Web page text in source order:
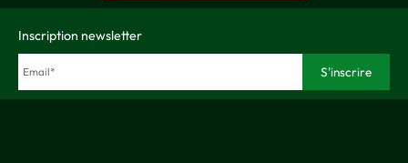
Inscription newsletter